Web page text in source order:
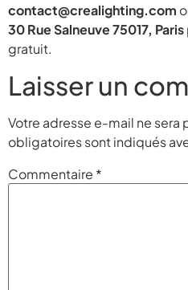
contact@crealighting.com
30 Rue Salneuve 75017, Paris
gratuit.
Laisser un
Votre adresse e-mail ne sera
obligatoires sont indiqués
Commentaire *